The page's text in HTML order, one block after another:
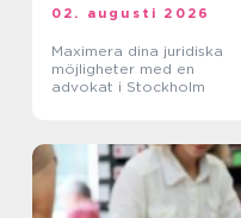
02. augusti 2026
Maximera dina juridiska
möjligheter med en
advokat i Stockholm